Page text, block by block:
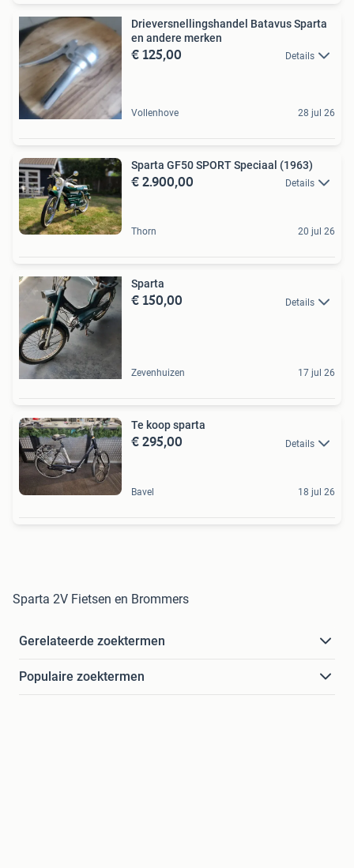
Drieversnellingshandel Batavus Sparta
en andere merken
€ 125,00 Details
Vollenhove 28 jul 26
Sparta GF50 SPORT Speciaal (1963)
€ 2.900,00 Details
Thorn 20 jul 26
Sparta
€ 150,00 Details
Zevenhuizen 17 jul 26
Te koop sparta
€ 295,00 Details
Bavel 18 jul 26
Sparta 2V Fietsen en Brommers
Gerelateerde zoektermen
Populaire zoektermen